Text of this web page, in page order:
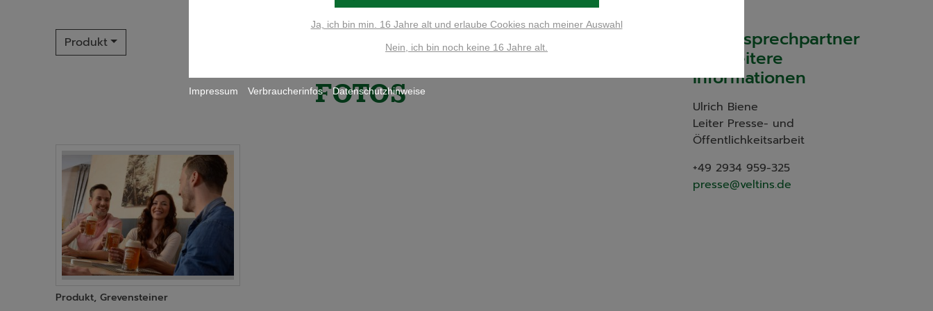
Produkt 36 Einträge pro Seite
FOTOS
Produkt, Grevensteiner
Ihr Ansprechpartner
für weitere
Informationen
Ulrich Biene
Leiter Presse- und
Öffentlichkeitsarbeit
+49 2934 959-325
presse@veltins.de
Ja, ich bin min. 16 Jahre alt und erlaube Cookies nach meiner Auswahl
Nein, ich bin noch keine 16 Jahre alt.
Impressum Verbraucherinfos Datenschutzhinweise